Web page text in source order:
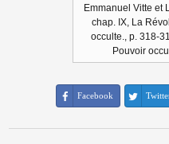
Emmanuel Vitte et
chap. IX, La
occulte., p. 318-
Pouvoir
Facebook